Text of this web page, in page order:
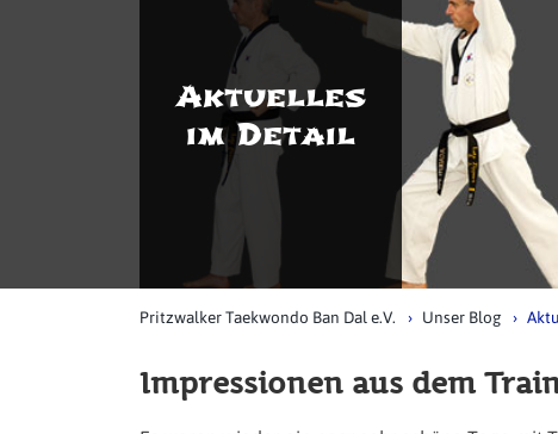
Aktuelles
im Detail
Pritzwalker Taekwondo Ban Dal e.V. Unser Blog
Impressionen aus dem